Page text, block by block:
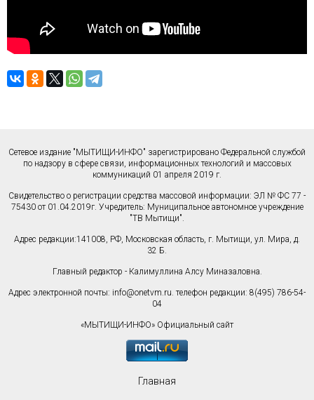
Сетевое издание "МЫТИЩИ-ИНФО" зарегистрировано Федеральной службой
по надзору в сфере связи, информационных технологий и массовых
коммуникаций 01 апреля 2019 г.
Свидетельство о регистрации средства массовой информации: ЭЛ № ФС 77 -
75430 от 01.04.2019г. Учредитель: Муниципальное автономное учреждение
"ТВ Мытищи".
Адрес редакции:141008, РФ, Московская область, г. Мытищи, ул. Мира, д.
32 Б.
Главный редактор - Калимуллина Алсу Миназаловна.
Адрес электронной почты: info@onetvm.ru. телефон редакции: 8(495) 786-54-
04
«МЫТИЩИ-ИНФО» Официальный сайт
Главная